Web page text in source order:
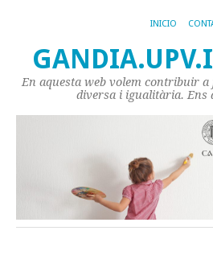
INICIO
En aquesta web volem contribuir
diversa i igualitària. Ens